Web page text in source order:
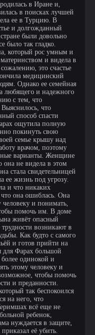
в Иране и,
в поисках лучшей
ее в Турцию. В
и долгожданный
были довольно
было так гладко.
который рос умным и
и видела в
это счастье
медицинский
Однако ее семейная
любящего и надежного
с тем, что
что
способ спасти
ощутила полную
покинуть свою
семье крышу над
врачом, поэтому
варианты. Женщине
она не видела в этом
стала свидетельницей
ее жизнь под угрозу.
и что никаких
что она ошиблась. Она
человеку и понимать,
помочь им. В доме
живёт опасный
возникают в
Как будто с самого
и готов прийти на
для Фарах большой
одинокой и
этому человеку и
чтобы помочь
и преданности.
так беспокоился
на него, что
всё еще не
ребенок,
нуждается в защите,
её убить.